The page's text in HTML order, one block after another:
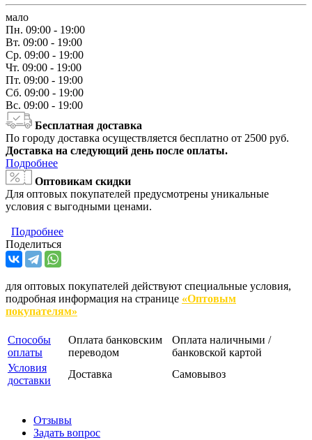
мало
Пн. 09:00 - 19:00
Вт. 09:00 - 19:00
Ср. 09:00 - 19:00
Чт. 09:00 - 19:00
Пт. 09:00 - 19:00
Сб. 09:00 - 19:00
Вс. 09:00 - 19:00
Бесплатная доставка
По городу доставка осуществляется бесплатно от 2500 руб.
Доставка на следующий день после оплаты.
Подробнее
Оптовикам скидки
Для оптовых покупателей предусмотрены уникальные
условия с выгодными ценами.
Подробнее
Поделиться
для оптовых покупателей действуют специальные условия,
подробная информация на странице «Оптовым
покупателям»
Способы
оплаты
Оплата банковским
переводом
Оплата наличными /
банковской картой
Условия
доставки
Доставка Самовывоз
Отзывы
Задать вопрос